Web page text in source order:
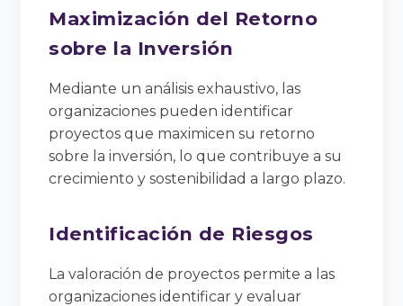
Maximización del Retorno
sobre la Inversión
Mediante un análisis exhaustivo, las
organizaciones pueden identificar
proyectos que maximicen su retorno
sobre la inversión, lo que contribuye a su
crecimiento y sostenibilidad a largo plazo.
Identificación de Riesgos
La valoración de proyectos permite a las
organizaciones identificar y evaluar